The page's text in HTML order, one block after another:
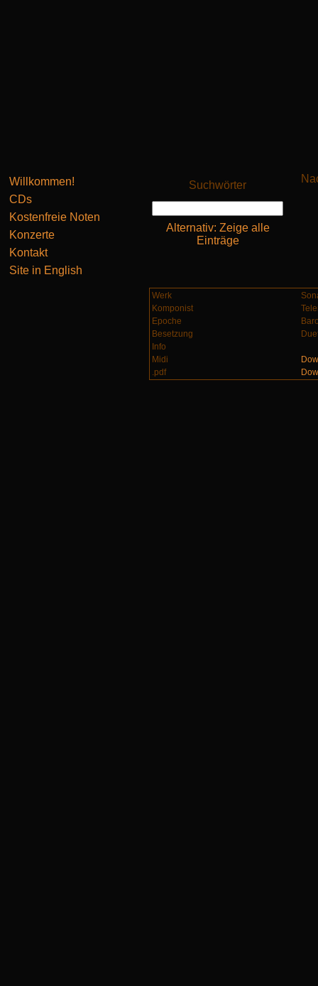
Willkommen!
CDs
Kostenfreie Noten
Konzerte
Kontakt
Site in English
Suchwörter
Alternativ: Zeige alle
Einträge
Werk
Komponist
Epoche
Besetzung
Info
Midi
.pdf